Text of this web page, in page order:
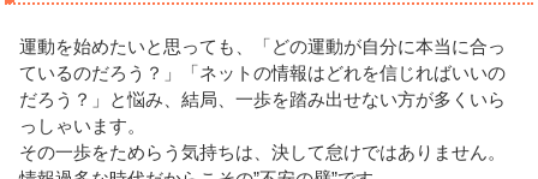
運動を始めたいと思っても、「どの運動が自分に本当に合っ
ているのだろう？」「ネットの情報はどれを信じればいいの
だろう？」と悩み、結局、一歩を踏み出せない方が多くいら
っしゃいます。
その一歩をためらう気持ちは、決して怠けではありません。